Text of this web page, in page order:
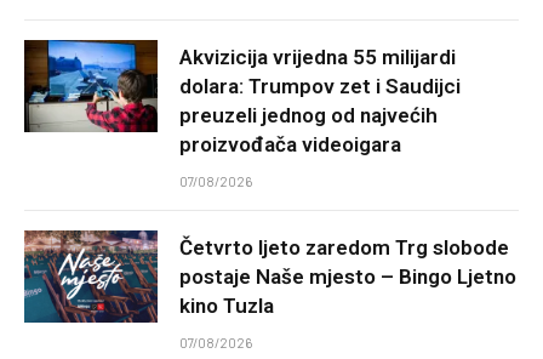
Akvizicija vrijedna 55 milijardi
dolara: Trumpov zet i Saudijci
preuzeli jednog od najvećih
proizvođača videoigara
07/08/2026
Četvrto ljeto zaredom Trg slobode
postaje Naše mjesto – Bingo Ljetno
kino Tuzla
07/08/2026